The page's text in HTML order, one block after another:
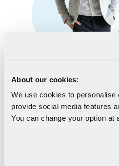
About our cookies:
We use cookies to personalise
provide social media features
You can change your option at
organizațională
motivantă
O comunicare clară și
stimulează o cultură a